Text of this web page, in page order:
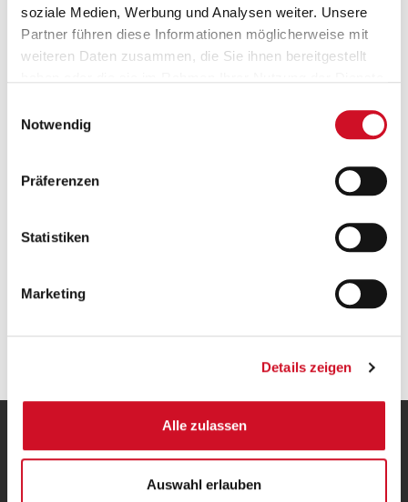
soziale Medien, Werbung und Analysen weiter. Unsere
Partner führen diese Informationen möglicherweise mit
weiteren Daten zusammen, die Sie ihnen bereitgestellt
Notwendig
Präferenzen
Statistiken
Marketing
Details zeigen
Alle zulassen
Auswahl erlauben
Bestellung innerhalb Österreichs gratis versendet.
Geprüfte Leistung
Stieglbrauerei
+43 50 1492-0